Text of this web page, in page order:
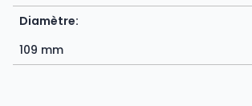
Diamètre:
109 mm